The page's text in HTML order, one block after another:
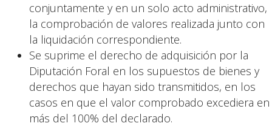
conjuntamente y en un solo acto administrativo,
la comprobación de valores realizada junto con
la liquidación correspondiente.
Se suprime el derecho de adquisición por la
Diputación Foral en los supuestos de bienes y
derechos que hayan sido transmitidos, en los
casos en que el valor comprobado excediera en
más del 100% del declarado.